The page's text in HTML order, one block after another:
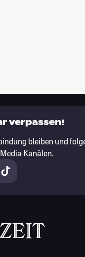
verpassen!
bleiben und
Kanälen.